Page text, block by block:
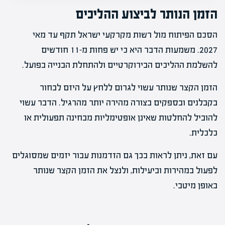
הזמן הנותר לביצוע ההליכים
הסכם הפיתוח מול רשות מקרקעי ישראל תקף עד מאי
2027. משמעות הדבר היא כי יש פחות מ-11 חודשים
להשלמת ההליכים הבירוקרטיים ולהתחלת הבנייה בפועל.
הזמן הקצר שנותר עשוי לגרום ללחץ על היזם לבחור
בקבלנים ובספקים בצורה מהירה יותר מהרגיל. הדבר עשוי
להוביל להחלטות שאינן אופטימליות מבחינה תפעולית או
כלכלית.
עם זאת, ניתן לראות בכך גם הזדמנות עבור יזמים שמסוגלים
לפעול במהירות וביעילות, ולנצל את הזמן הקצר שנותר
באופן מיטבי.